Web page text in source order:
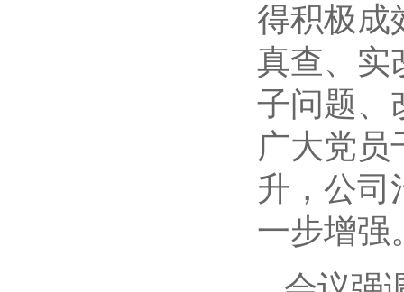
得积极成
真查、实
子问题、
广大党员
升，公司
一步增强